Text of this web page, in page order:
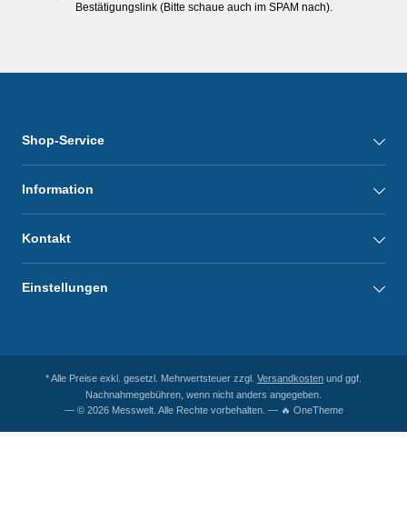
Bestätigungslink (Bitte schaue auch im SPAM nach).
Shop-Service
Information
Kontakt
Einstellungen
* Alle Preise exkl. gesetzl. Mehrwertsteuer zzgl. Versandkosten und ggf.
Nachnahmegebühren, wenn nicht anders angegeben.
— © 2026 Messwelt. Alle Rechte vorbehalten. — 🔥 OneTheme